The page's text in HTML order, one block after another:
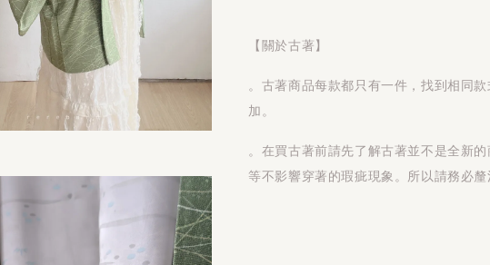
【關於古著】
。古著商品每款都只有一件，找到相同
加。
。在買古著前請先了解古著並不是全新
等不影響穿著的瑕疵現象。所以請務必